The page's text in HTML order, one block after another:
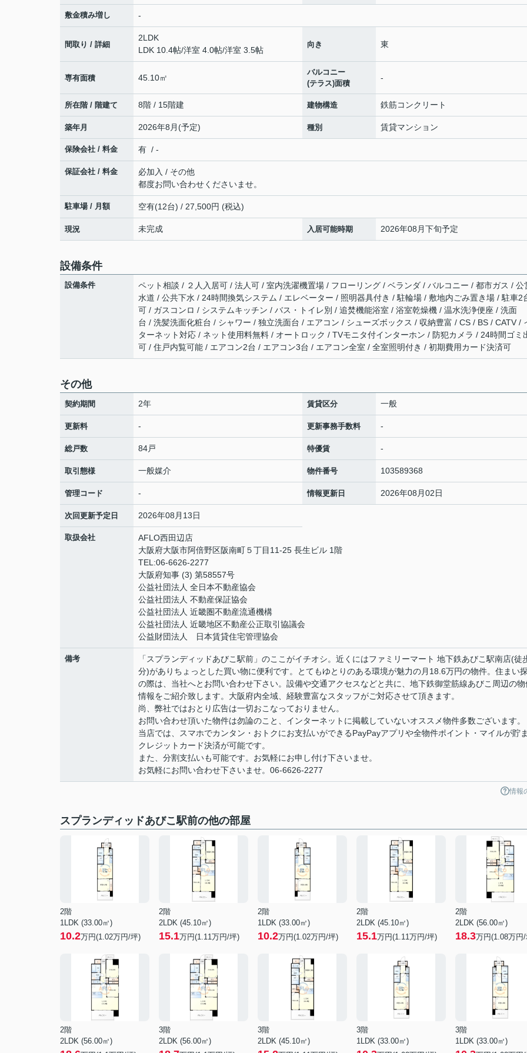
敷金積み増し -
間取り / 詳細
2LDK
LDK 10.4帖/洋室 4.0帖/洋室 3.5帖
向き 東
専有面積 45.10㎡
バルコニー
(テラス)面積
-
所在階 / 階建て 8階 / 15階建 建物構造 鉄筋コンクリート
築年月 2026年8月(予定) 種別 賃貸マンション
保険会社 / 料金 有 / -
保証会社 / 料金
必加入 / その他
都度お問い合わせくださいませ。
駐車場 / 月額 空有(12台) / 27,500円 (税込)
現況 未完成 入居可能時期 2026年08月下旬予定
設備条件
設備条件
ペット相談 / ２人入居可 / 法人可 / 室内洗濯機置場 / フローリング / ベランダ / バルコニー / 都市ガス / 公
水道 / 公共下水 / 24時間換気システム / エレベーター / 照明器具付き / 駐輪場 / 敷地内ごみ置き場 / 駐車2
可 / ガスコンロ / システムキッチン / バス・トイレ別 / 追焚機能浴室 / 浴室乾燥機 / 温水洗浄便座 / 洗面
台 / 洗髪洗面化粧台 / シャワー / 独立洗面台 / エアコン / シューズボックス / 収納豊富 / CS / BS / CATV /
ターネット対応 / ネット使用料無料 / オートロック / TVモニタ付インターホン / 防犯カメラ / 24時間ゴミ
可 / 住戸内覧可能 / エアコン2台 / エアコン3台 / エアコン全室 / 全室照明付き / 初期費用カード決済可
その他
契約期間 2年 賃貸区分 一般
更新料 - 更新事務手数料 -
総戸数 84戸 特優賃 -
取引態様 一般媒介 物件番号 103589368
管理コード - 情報更新日 2026年08月02日
次回更新予定日 2026年08月13日
取扱会社
AFLO西田辺店
大阪府大阪市阿倍野区阪南町５丁目11-25 長生ビル 1階
TEL:06-6626-2277
大阪府知事 (3) 第58557号
公益社団法人 全日本不動産協会
公益社団法人 不動産保証協会
公益社団法人 近畿圏不動産流通機構
公益社団法人 近畿地区不動産公正取引協議会
公益財団法人 日本賃貸住宅管理協会
備考
「スプランディッドあびこ駅前」のここがイチオシ。近くにはファミリーマート 地下鉄あびこ駅南店(徒
分)がありちょっとした買い物に便利です。とてもゆとりのある環境が魅力の月18.6万円の物件。住まい
の際は、当社へとお問い合わせ下さい。設備や交通アクセスなどと共に、地下鉄御堂筋線あびこ周辺の物
情報をご紹介致します。大阪府内全域、経験豊富なスタッフがご対応させて頂きます。
尚、弊社ではおとり広告は一切おこなっておりません。
お問い合わせ頂いた物件は勿論のこと、インターネットに掲載していないオススメ物件多数ございます。
当店では、スマホでカンタン・おトクにお支払いができるPayPayアプリや全物件ポイント・マイルが貯
クレジットカード決済が可能です。
また、分割支払いも可能です。お気軽にお申し付け下さいませ。
お気軽にお問い合わせ下さいませ。06-6626-2277
情報
スプランディッドあびこ駅前の他の部屋
2階
1LDK (33.00㎡)
10.2万円(1.02万円/坪)
2階
2LDK (45.10㎡)
15.1万円(1.11万円/坪)
2階
1LDK (33.00㎡)
10.2万円(1.02万円/坪)
2階
2LDK (45.10㎡)
15.1万円(1.11万円/坪)
2階
2LDK (56.00㎡)
18.3万円(1.08万円
2階
2LDK (56.00㎡)
3階
2LDK (56.00㎡)
3階
2LDK (45.10㎡)
3階
1LDK (33.00㎡)
3階
1LDK (33.00㎡)